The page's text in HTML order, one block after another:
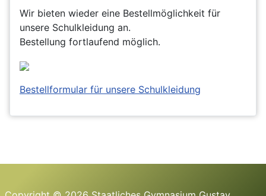
Wir bieten wieder eine Bestellmöglichkeit für
unsere Schulkleidung an.
Bestellung fortlaufend möglich.
Bestellformular für unsere Schulkleidung